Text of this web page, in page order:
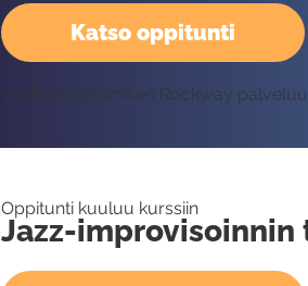
Katso oppitunti
Vaatii kirjautumisen Rockway
Oppitunti kuuluu kurssiin
Jazz-